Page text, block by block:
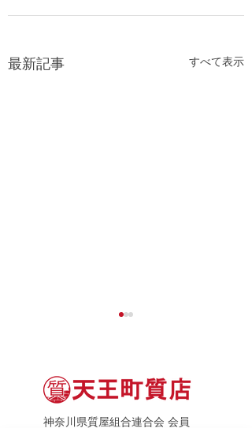
最新記事 すべて表示
神奈川県質屋組合連合会 会員